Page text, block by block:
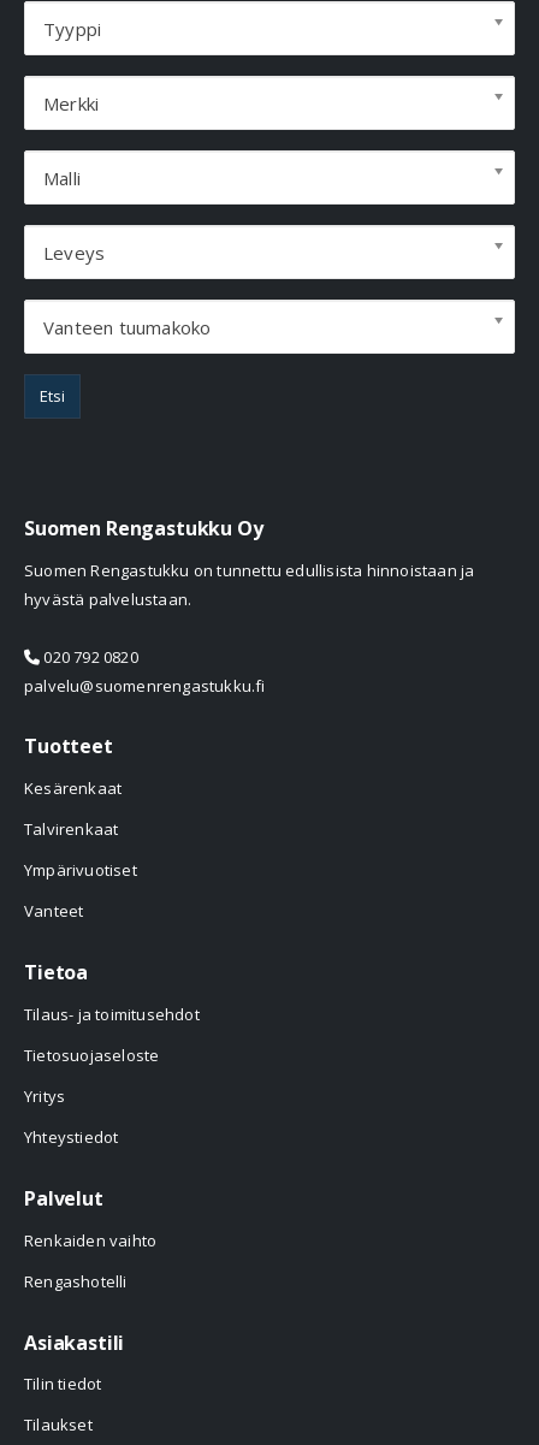
Tyyppi
Merkki
Malli
Leveys
Vanteen tuumakoko
Etsi
Suomen Rengastukku Oy
Suomen Rengastukku on tunnettu edullisista hinnoistaan ja
hyvästä palvelustaan.
020 792 0820
palvelu@suomenrengastukku.fi
Tuotteet
Kesärenkaat
Talvirenkaat
Ympärivuotiset
Vanteet
Tietoa
Tilaus- ja toimitusehdot
Tietosuojaseloste
Yritys
Yhteystiedot
Palvelut
Renkaiden vaihto
Rengashotelli
Asiakastili
Tilin tiedot
Tilaukset